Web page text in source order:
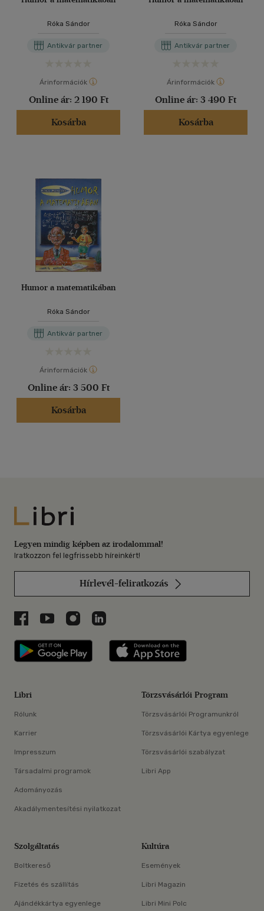
Róka Sándor
Antikvár partner
Árinformációk
Online ár: 2 190 Ft
Kosárba
Róka Sándor
Antikvár partner
Árinformációk
Online ár: 3 490 Ft
Kosárba
Humor a matematikában
Róka Sándor
Antikvár partner
Árinformációk
Online ár: 3 500 Ft
Kosárba
Libri
Legyen mindig képben az irodalommal!
Iratkozzon fel legfrissebb híreinkért!
Hírlevél-feliratkozás
Libri a Facebookon
Libri a Youtube-on
Libri az Instagramon
Libri a LinkedInen
Libri applikáció Szerezd meg: Google
Libri
Rólunk
Karrier
Impresszum
Társadalmi programok
Adományozás
Akadálymentesítési nyilatkozat
Törzsvásárlói Program
Törzsvásárlói Programunkról
Törzsvásárlói Kártya egyenlege
Törzsvásárlói szabályzat
Libri App
Szolgáltatás
Boltkereső
Fizetés és szállítás
Ajándékkártya egyenlege
Kultúra
Események
Libri Magazin
Libri Mini Polc